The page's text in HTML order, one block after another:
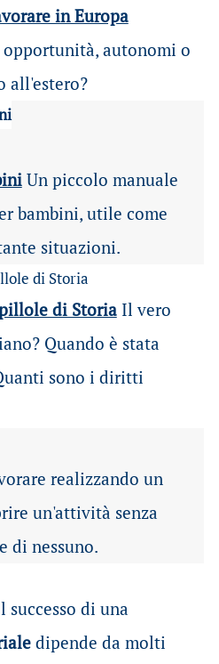
in Europa
opportunità, autonomi o
all'estero?
Un piccolo manuale
bambini, utile come
situazioni.
di Storia Il vero
Quando è stata
sono i diritti
realizzando un
un'attività senza
di nessuno.
di una
dipende da molti